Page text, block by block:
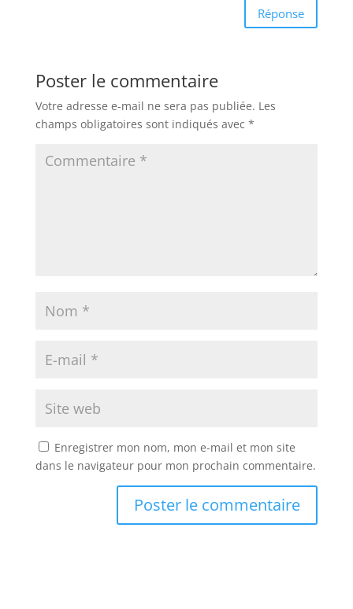
Réponse
Poster le commentaire
Votre adresse e-mail ne sera pas publiée. Les
champs obligatoires sont indiqués avec *
Enregistrer mon nom, mon e-mail et mon site
dans le navigateur pour mon prochain commentaire.